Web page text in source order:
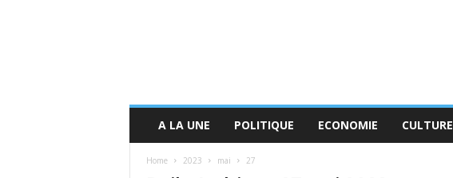
A LA UNE POLITIQUE ECONOMIE CULTURE
Home 2023 mai 27